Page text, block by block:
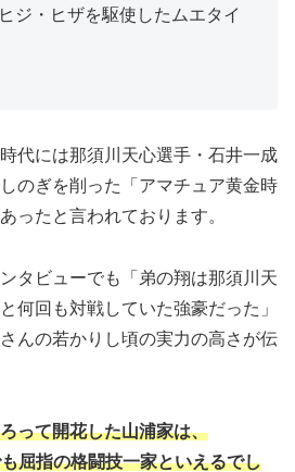
ジ・ヒザを駆使したムエタイ
代には那須川天心選手・石井一成
のぎを削った「アマチュア黄金時
ったと言われております。
タビューでも「弟の翔は那須川天
何回も対戦していた強豪だった」
んの若かりし頃の実力の高さが伝
って開花した山浦家は、
屈指の格闘技一家といえるでし